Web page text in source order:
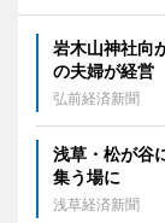
岩木山神社向
の夫婦が経営
弘前経済新聞
浅草・松が
集う場に
浅草経済新聞